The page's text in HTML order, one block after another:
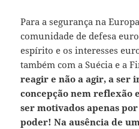
Para a segurança na
comunidade de defesa
espírito e os interesses
também com a Suécia e a
reagir e não a agir, a ser
concepção nem reflexão
ser motivados apenas
poder! Na ausência de